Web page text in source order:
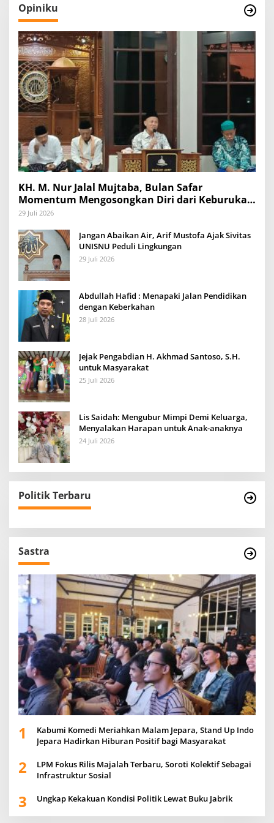
Opiniku
KH. M. Nur Jalal Mujtaba, Bulan Safar
Momentum Mengosongkan Diri dari Keburukan
dan Mengisinya dengan Amal Kebaikan
29 Juli 2026
Jangan Abaikan Air, Arif Mustofa Ajak Sivitas
UNISNU Peduli Lingkungan
29 Juli 2026
Abdullah Hafid : Menapaki Jalan Pendidikan
dengan Keberkahan
28 Juli 2026
Jejak Pengabdian H. Akhmad Santoso, S.H.
untuk Masyarakat
25 Juli 2026
Lis Saidah: Mengubur Mimpi Demi Keluarga,
Menyalakan Harapan untuk Anak-anaknya
24 Juli 2026
Politik Terbaru
Sastra
1
Kabumi Komedi Meriahkan Malam Jepara, Stand Up Indo
Jepara Hadirkan Hiburan Positif bagi Masyarakat
2
LPM Fokus Rilis Majalah Terbaru, Soroti Kolektif Sebagai
Infrastruktur Sosial
3 Ungkap Kekakuan Kondisi Politik Lewat Buku Jabrik